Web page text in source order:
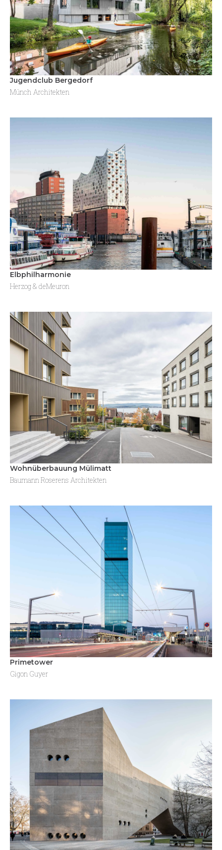
Jugendclub Bergedorf
Münch Architekten
Elbphilharmonie
Herzog & deMeuron
Wohnüberbauung Mülimatt
Baumann Roserens Architekten
Primetower
Gigon Guyer